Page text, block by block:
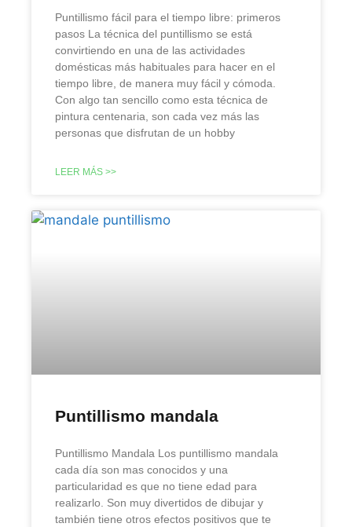
Puntillismo fácil para el tiempo libre: primeros
pasos La técnica del puntillismo se está
convirtiendo en una de las actividades
domésticas más habituales para hacer en el
tiempo libre, de manera muy fácil y cómoda.
Con algo tan sencillo como esta técnica de
pintura centenaria, son cada vez más las
personas que disfrutan de un hobby
LEER MÁS >>
Puntillismo mandala
Puntillismo Mandala Los puntillismo mandala
cada día son mas conocidos y una
particularidad es que no tiene edad para
realizarlo. Son muy divertidos de dibujar y
también tiene otros efectos positivos que te